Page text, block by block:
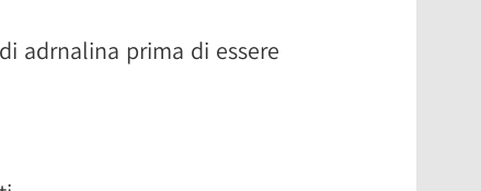
adrnalina prima di essere